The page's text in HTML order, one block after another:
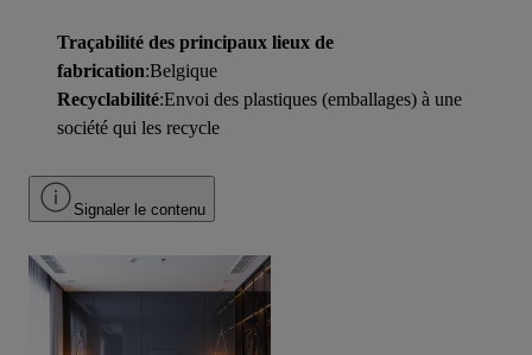
Traçabilité des principaux lieux de
fabrication:Belgique
Recyclabilité:Envoi des plastiques (emballages) à une
société qui les recycle
Signaler le contenu